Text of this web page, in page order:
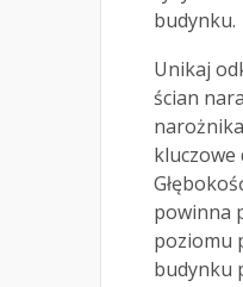
budynku.
Unikaj
ścian
kluczowe
powinna
poziomu
budynku